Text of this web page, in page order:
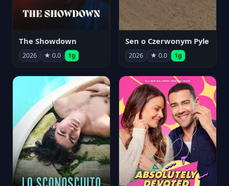
The Showdown
2026 ★ 0.0 1g
Sen o Czerwonym Pyle
2026 ★ 0.0 1g